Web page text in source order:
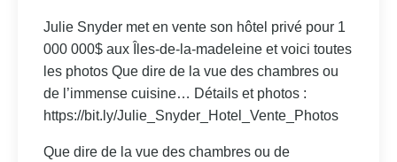
Julie Snyder met en vente son hôtel privé pour 1
000 000$ aux Îles-de-la-madeleine et voici toutes
les photos Que dire de la vue des chambres ou
de l’immense cuisine… Détails et photos :
https://bit.ly/Julie_Snyder_Hotel_Vente_Photos
Que dire de la vue des chambres ou de